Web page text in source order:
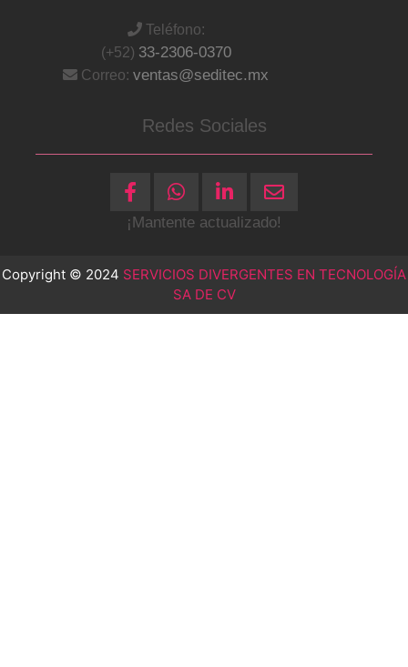
Teléfono:
(+52) 33-2306-0370
Correo: ventas@seditec.mx
Redes Sociales
¡Mantente actualizado!
Copyright © 2024 SERVICIOS DIVERGENTES EN TECNOLOGÍA
SA DE CV